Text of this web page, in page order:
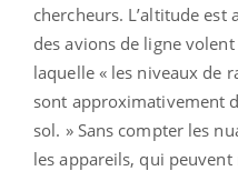
chercheurs. L’altitude
des avions de ligne
laquelle « les niveaux de
sont approximativement
sol. » Sans compter les
les appareils, qui peuvent